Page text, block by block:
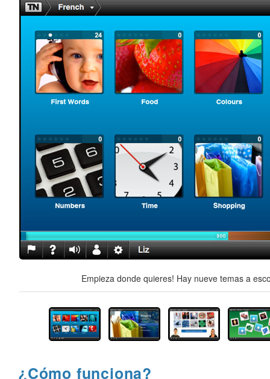
Empieza donde quieres! Hay nueve temas a
¿Cómo funciona?